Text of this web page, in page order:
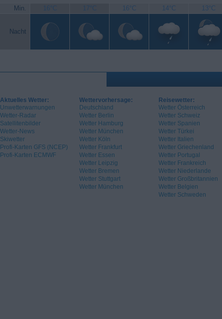
Min. 16°C 17°C 16°C 14°C 13°C
Nacht
Aktuelles Wetter:
Unwetterwarnungen
Wetter-Radar
Satellitenbilder
Wetter-News
Skiwetter
Profi-Karten GFS (NCEP)
Profi-Karten ECMWF
Wettervorhersage:
Deutschland
Wetter Berlin
Wetter Hamburg
Wetter München
Wetter Köln
Wetter Frankfurt
Wetter Essen
Wetter Leipzig
Wetter Bremen
Wetter Stuttgart
Wetter München
Reisewetter:
Wetter Österreich
Wetter Schweiz
Wetter Spanien
Wetter Türkei
Wetter Italien
Wetter Griechenland
Wetter Portugal
Wetter Frankreich
Wetter Niederlande
Wetter Großbritannien
Wetter Belgien
Wetter Schweden